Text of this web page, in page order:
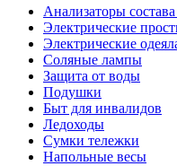
Анализаторы состава
Электрические
Электрические
Соляные лампы
Защита от воды
Подушки
Быт для инвалидов
Ледоходы
Сумки тележки
Напольные весы